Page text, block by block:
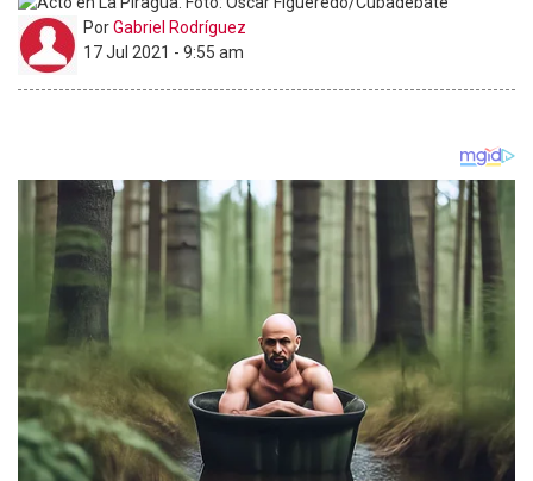
PorGabriel Rodríguez
17 Jul 2021 - 9:55 am